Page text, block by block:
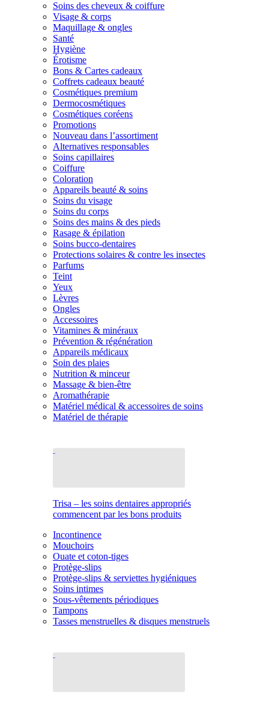
Soins des cheveux & coiffure
Visage & corps
Maquillage & ongles
Santé
Hygiène
Érotisme
Bons & Cartes cadeaux
Coffrets cadeaux beauté
Cosmétiques premium
Dermocosmétiques
Cosmétiques coréens
Promotions
Nouveau dans l’assortiment
Alternatives responsables
Soins capillaires
Coiffure
Coloration
Appareils beauté & soins
Soins du visage
Soins du corps
Soins des mains & des pieds
Rasage & épilation
Soins bucco-dentaires
Protections solaires & contre les insectes
Parfums
Teint
Yeux
Lèvres
Ongles
Accessoires
Vitamines & minéraux
Prévention & régénération
Appareils médicaux
Soin des plaies
Nutrition & minceur
Massage & bien-être
Aromathérapie
Matériel médical & accessoires de soins
Matériel de thérapie
Trisa – les soins dentaires appropriés
commencent par les bons produits
Incontinence
Mouchoirs
Ouate et coton-tiges
Protège-slips
Protège-slips & serviettes hygiéniques
Soins intimes
Sous-vêtements périodiques
Tampons
Tasses menstruelles & disques menstruels